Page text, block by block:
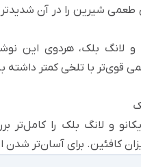
شیرین را در آن
لانگ بلک، هردوی این
قوی‌تر با تلخی کمتر داشته
و لانگ بلک را
کافئین. برای آسان‌تر شدن